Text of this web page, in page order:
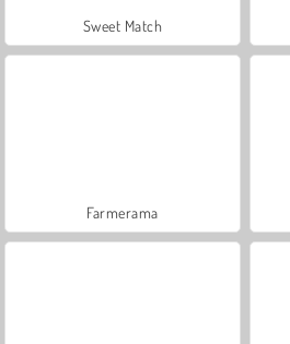
Sweet Match
Farmerama